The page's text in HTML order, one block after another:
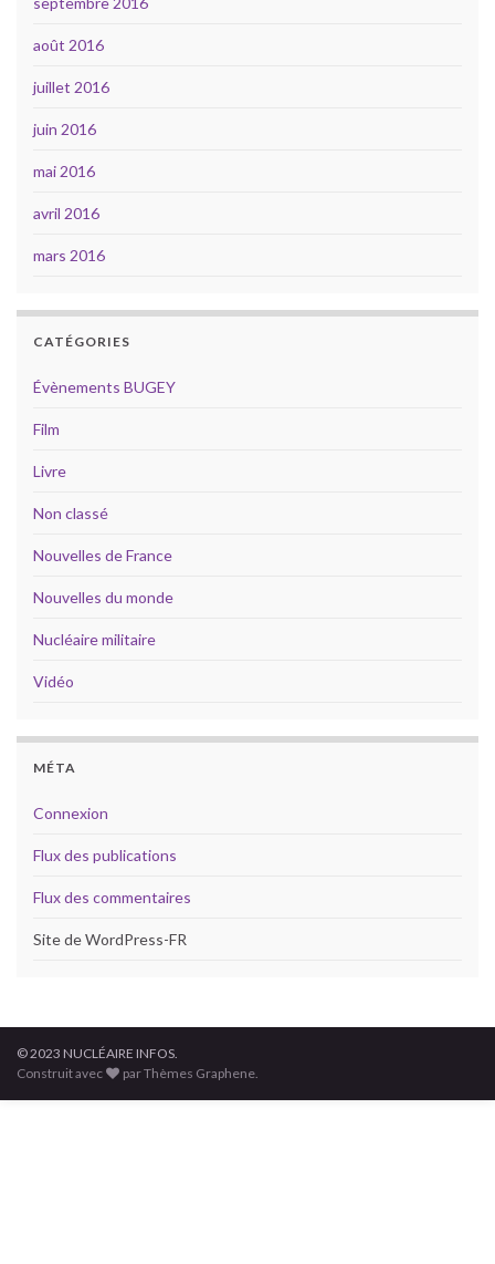
août 2016
juillet 2016
juin 2016
mai 2016
avril 2016
mars 2016
CATÉGORIES
Évènements BUGEY
Film
Livre
Non classé
Nouvelles de France
Nouvelles du monde
Nucléaire militaire
Vidéo
MÉTA
Connexion
Flux des publications
Flux des commentaires
Site de WordPress-FR
© 2023 NUCLÉAIRE INFOS.
Construit avec
par Thèmes Graphene.